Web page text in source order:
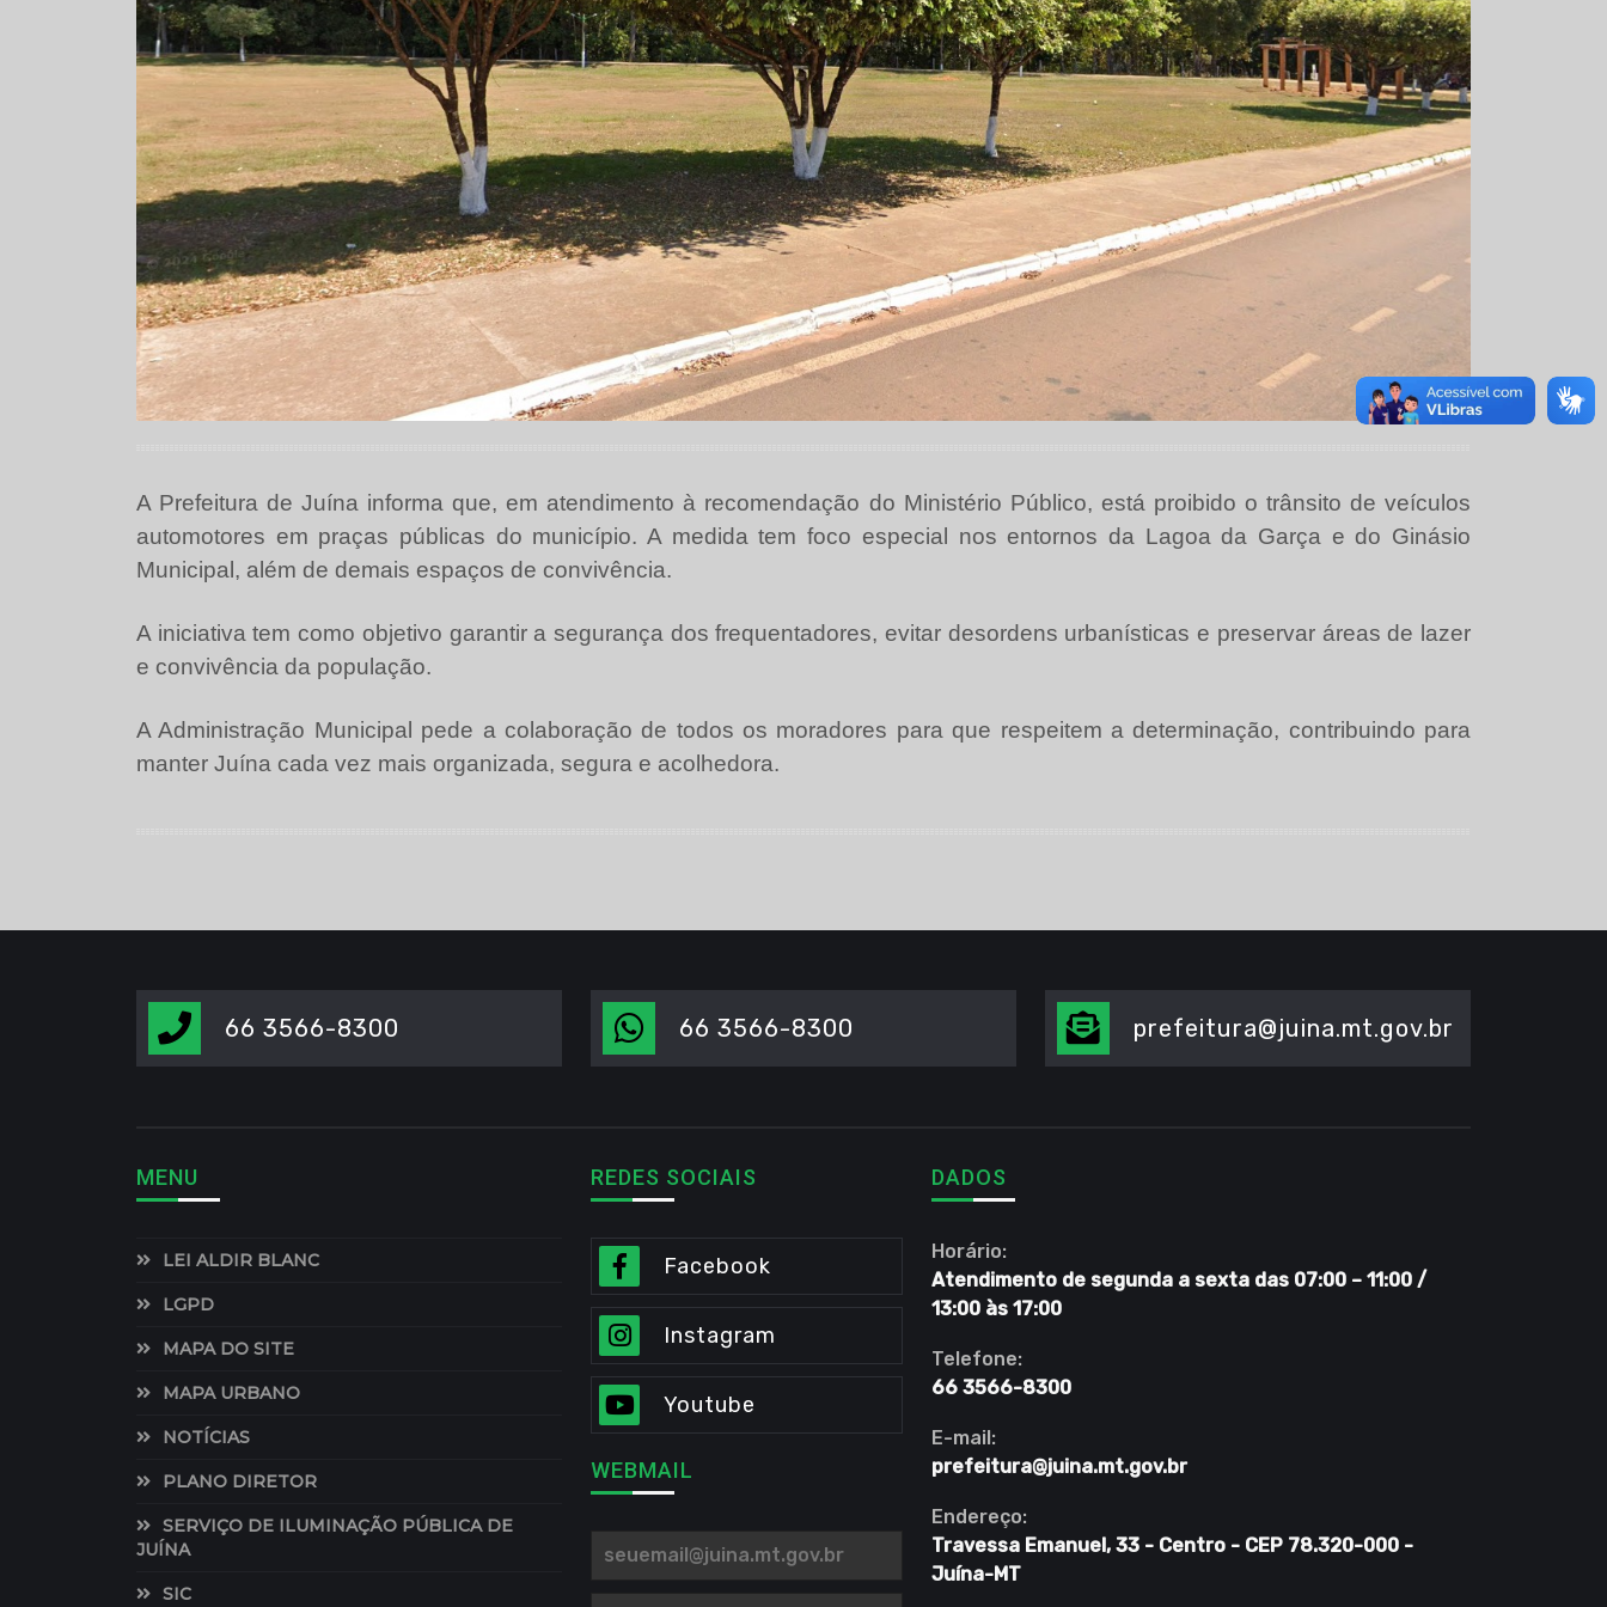
A Prefeitura de Juína informa que, em atendimento à recomendação do Ministério Público, está proibido o trânsito de veículos
automotores em praças públicas do município. A medida tem foco especial nos entornos da Lagoa da Garça e do Ginásio
Municipal, além de demais espaços de convivência.
A iniciativa tem como objetivo garantir a segurança dos frequentadores, evitar desordens urbanísticas e preservar áreas de lazer
e convivência da população.
A Administração Municipal pede a colaboração de todos os moradores para que respeitem a determinação, contribuindo para
manter Juína cada vez mais organizada, segura e acolhedora.
66 3566-8300 66 3566-8300 prefeitura@juina.mt.gov.br
MENU
LEI ALDIR BLANC
LGPD
MAPA DO SITE
MAPA URBANO
NOTÍCIAS
PLANO DIRETOR
SERVIÇO DE ILUMINAÇÃO PÚBLICA DE
JUÍNA
SIC
REDES SOCIAIS
Facebook
Instagram
Youtube
WEBMAIL
DADOS
Horário:
Atendimento de segunda a sexta das 07:00 – 11:00 /
13:00 às 17:00
Telefone:
66 3566-8300
E-mail:
prefeitura@juina.mt.gov.br
Endereço:
Travessa Emanuel, 33 - Centro - CEP 78.320-000 -
Juína-MT